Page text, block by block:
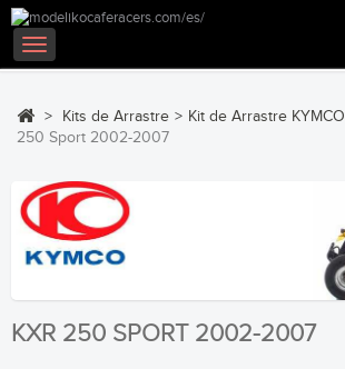
Navegación
Toggle
> Kits de Arrastre > Kit de Arrastre KYMCO
250 Sport 2002-2007
KXR 250 SPORT 2002-2007